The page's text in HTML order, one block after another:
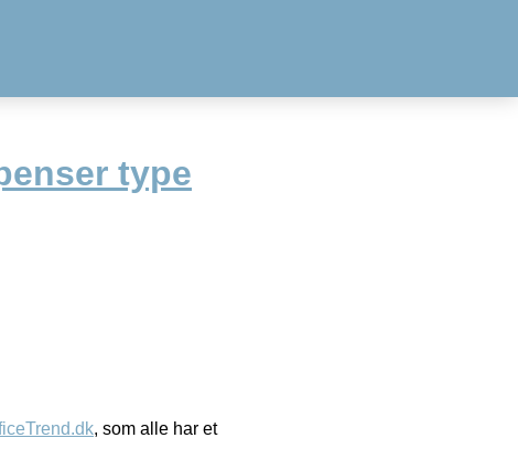
type
, som alle har et